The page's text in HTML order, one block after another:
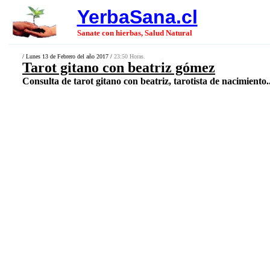
YerbaSana.cl
Sanate con hierbas, Salud Natural
/ Lunes 13 de Febrero del año 2017 / 23:50 Horas.
Tarot gitano con beatriz gómez
Consulta de tarot gitano con beatriz, tarotista de